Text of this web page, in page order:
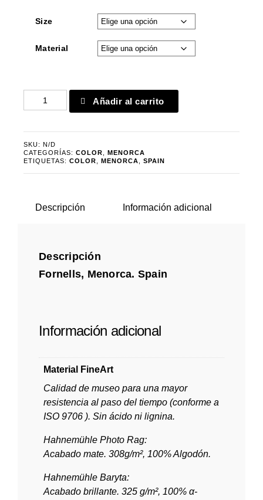
Size
Material
Fornells
9436
Añadir al carrito
SKU: N/D
CATEGORÍAS: COLOR
MENORCA
ETIQUETAS: COLOR MENORCA SPAIN
Descripción Información adicional
Descripción
Fornells, Menorca. Spain
Información adicional
Material FineArt
Calidad de museo para una mayor
resistencia al paso del tiempo (conforme a
ISO 9706 ). Sin ácido ni lignina.
Hahnemühle Photo Rag:
Acabado mate. 308g/m², 100% Algodón.
Hahnemühle Baryta:
Acabado brillante. 325 g/m², 100% α-